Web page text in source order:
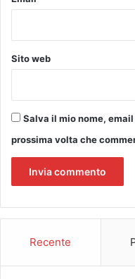
a
p
l
C
m
p
o
a
n
i
Sito web
Salva il mio nome,
prossima volta che
Recente